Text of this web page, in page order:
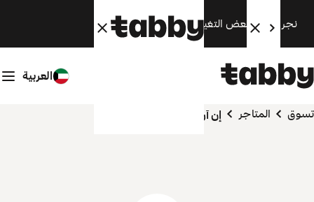
نجري الآن بعض التغييرات. سنعود قريبًا.
العربية
تسوق المتاجر إن آر إي كولكشن